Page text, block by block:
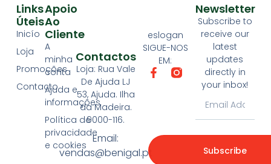
eslogan
SIGUE-NOS
EM:
Apoio
Ao
Cliente
A
minha
conta
Ajuda e
informações
Política de
privacidade
e cookies
Links
Úteis
Inicío
Loja
Promoções
Contacto
Contactos
Loja: Rua Vale
De Ajuda LJ
53, Ajuda. Ilha
da Madeira.
9000-116.
Email:
vendas@benigal.pt
Newsletter
Subscribe to
receive our
latest
updates
directly in
your inbox!
Subscribe